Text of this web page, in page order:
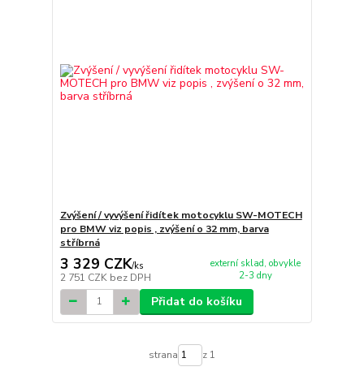
Zvýšení / vyvýšení řidítek motocyklu SW-MOTECH
pro BMW viz popis , zvýšení o 32 mm, barva
stříbrná
3 329 CZK/ks
2 751 CZK bez DPH
externí sklad, obvykle
2-3 dny
Přidat do košíku
strana z 1